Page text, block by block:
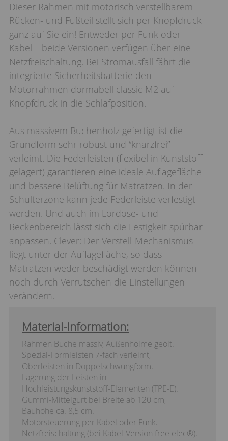
Dieser Rahmen mit motorisch verstellbarem
Rücken- und Fußteil stellt sich per Knopfdruck
ganz auf Sie ein! Entweder per Funk oder
Kabel – beide Versionen verfügen über eine
Netzfreischaltung. Bei Stromausfall fährt die
integrierte Sicherheitsbatterie den
Motorrahmen dormabell classic M2 auf
Knopfdruck in die Schlafposition.
Aus massivem Buchenholz gefertigt ist die
Grundform sehr robust und “knarzfrei”
verleimt. Die Federleisten (flexibel in Kunststoff
gelagert) garantieren eine ideale Auflagefläche
und bessere Belüftung für Matratzen. In der
Schulterzone kann jede Federleiste verfestigt
werden. Und auch im Lordose- und
Beckenbereich lässt sich die Festigkeit spürbar
anpassen. Clever: Der Verstell-Mechanismus
liegt unter der Auflagefläche, so dass
Matratzen weder beschädigt werden können
noch durch Verrutschen die Einstellungen
verändern.
Material-Information:
Rahmen Buche massiv, Außenholme geölt.
Spezial-Formleisten 7-fach verleimt,
Oberleisten in Doppelschwungform.
Lagerung der Leisten in
Hochleistungskunststoff-Elementen (TPE-E).
Gummi-Mittelgurt bei Breite ab 120 cm,
Bauhöhe ca. 8,5 cm.
Motorsteuerung per Kabel oder Funk.
Netzfreischaltung (bei Kabel-Version free elec®).